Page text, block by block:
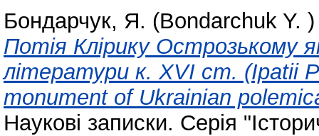
Бондарчук, Я. (Bondarchuk Y. )
Потія Клірику Острозькому
літератури к. ХVІ ст. (Ipatii
monument of Ukrainian
Наукові записки. Серія